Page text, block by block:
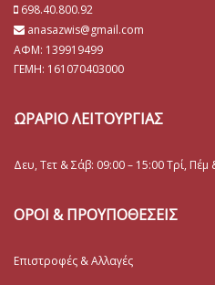
698.40.800.92
anasazwis@gmail.com
ΑΦΜ: 139919499
ΓΕΜΗ: 161070403000
ΩΡΑΡΙΟ ΛΕΙΤΟΥΡΓΙΑΣ
Δευ, Τετ & Σάβ: 09:00 – 15:00 Τρί,
ΟΡΟΙ & ΠΡΟΥΠΟΘΕΣΕΙΣ
Επιστροφές & Αλλαγές